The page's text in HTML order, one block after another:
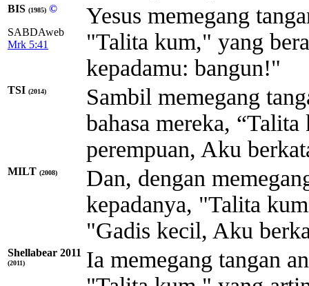
BIS (1985) ©
SABDAweb
Mrk 5:41
Yesus memegang
"Talita kum," yang
kepadamu: bangun!"
TSI (2014)
Sambil memegang
bahasa mereka,
perempuan, Aku
MILT (2008)
Dan, dengan
kepadanya, "Talita
"Gadis kecil, Aku
Shellabear 2011
(2011)
Ia memegang tangan